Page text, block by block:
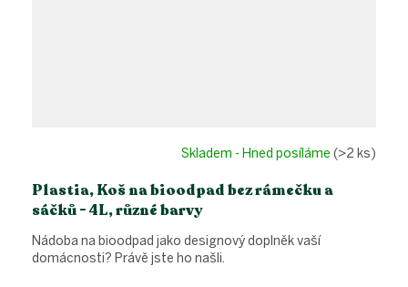
Plastia, Koš na bioodpad bez rámečku a
sáčků - 4L, různé barvy
Skladem - Hned posíláme (>2 ks)
Nádoba na bioodpad jako designový doplněk vaší
domácnosti? Právě jste ho našli.